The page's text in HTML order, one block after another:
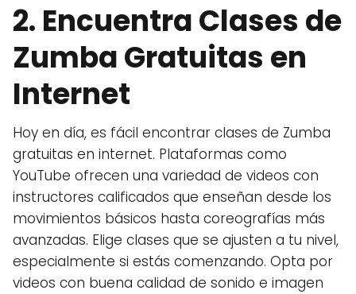
2. Encuentra Clases de
Zumba Gratuitas en
Internet
Hoy en día, es fácil encontrar clases de Zumba
gratuitas en internet. Plataformas como
YouTube ofrecen una variedad de videos con
instructores calificados que enseñan desde los
movimientos básicos hasta coreografías más
avanzadas. Elige clases que se ajusten a tu nivel,
especialmente si estás comenzando. Opta por
videos con buena calidad de sonido e imagen